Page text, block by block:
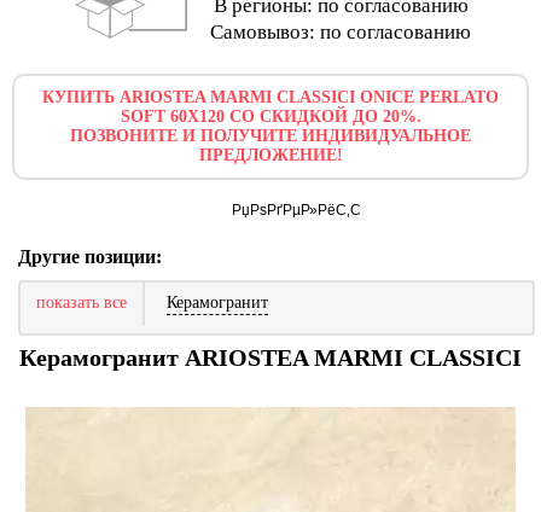
В регионы: по согласованию
Самовывоз: по согласованию
КУПИТЬ ARIOSTEA MARMI CLASSICI ONICE PERLATO
SOFT 60X120 СО СКИДКОЙ ДО 20%.
ПОЗВОНИТЕ И ПОЛУЧИТЕ ИНДИВИДУАЛЬНОЕ
ПРЕДЛОЖЕНИЕ!
Другие позиции:
показать все Керамогранит
Керамогранит ARIOSTEA MARMI CLASSICI